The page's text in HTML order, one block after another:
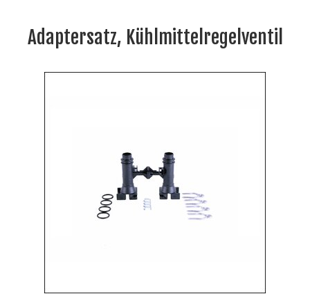
Adaptersatz, Kühlmittelregelventil